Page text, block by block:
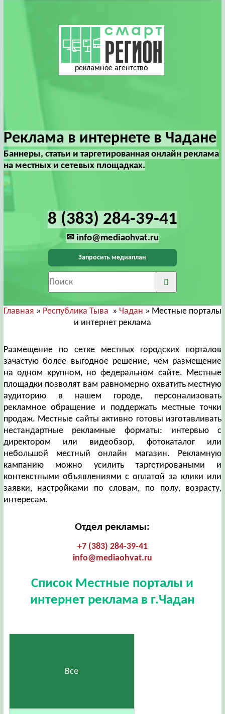
рекламное агентство
Реклама в интернете в Чадане
Баннеры, статьи и таргетированная онлайн реклама
на местных и сетевых площадках.
8 (383) 284-39-41
✉ info@mediaohvat.ru
Запросить медиаплан
Главная » Республика Тыва » Чадан » Местные порталы
и интернет реклама
Размещение по сетке местных городских порталов
зачастую более выгодное решение, чем размещение
на одном крупном, но федеральном сайте. Местные
площадки позволят вам равномерно охватить местную
аудиторию в нашем городе, персонализовать
рекламное обращение и поддержать местные точки
продаж. Местные сайты активно готовы изготавливать
нестандартные рекламные форматы: интервью с
директором или видеобзор, фотокаталог или
небольшой местный онлайн магазин. Рекламную
кампанию можно усилить таргетироваными и
контекстными объявлениями с оплатой за клики или
заявки, настройками по словам, по полу, возрасту,
интересам.
Отдел рекламы:
+7 (383) 284-39-41
info@mediaohvat.ru
Список Местные порталы и
интернет реклама в г.Чадан
Все